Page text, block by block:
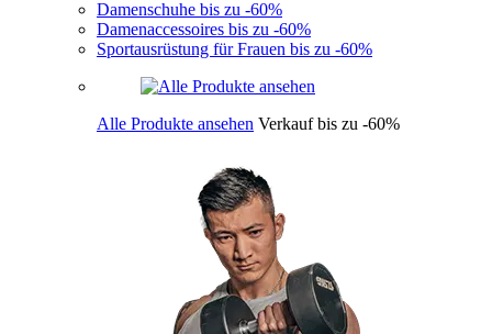
Damenschuhe bis zu -60%
Damenaccessoires bis zu -60%
Sportausrüstung für Frauen bis zu -60%
Alle Produkte ansehen Verkauf bis zu -60%